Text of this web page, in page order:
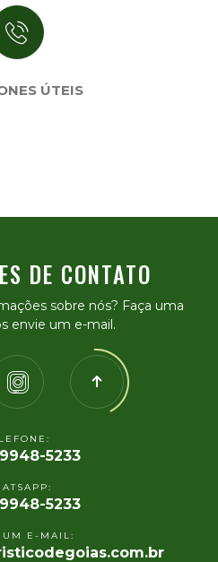
ÚTEIS
DE CONTATO
sobre nós? Faça uma
envie um e-mail.
5233
5233
UM E-MAIL: